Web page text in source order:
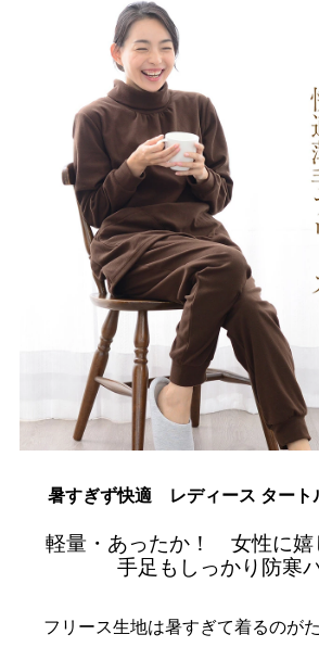
暑すぎず快適 レディース タート
軽量・あったか！ 女性に嬉
手足もしっかり防寒
フリース生地は暑すぎて着るのが